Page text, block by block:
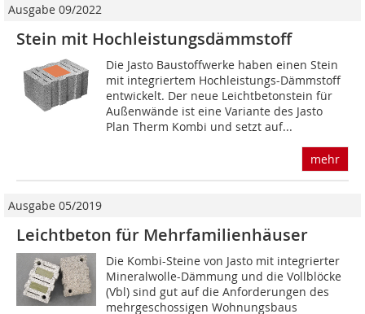
Ausgabe 09/2022
Stein mit Hochleistungsdämmstoff
Die Jasto Baustoffwerke haben einen Stein
mit integriertem Hochleistungs-Dämmstoff
entwickelt. Der neue Leichtbetonstein für
Außenwände ist eine Variante des Jasto
Plan Therm Kombi und setzt auf...
mehr
Ausgabe 05/2019
Leichtbeton für Mehrfamilienhäuser
Die Kombi-Steine von Jasto mit integrierter
Mineralwolle-Dämmung und die Vollblöcke
(Vbl) sind gut auf die Anforderungen des
mehrgeschossigen Wohnungsbaus